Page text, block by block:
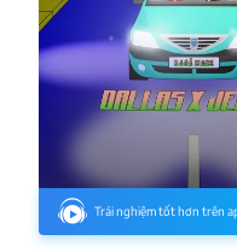
Trải nghiệm tốt hơn trên